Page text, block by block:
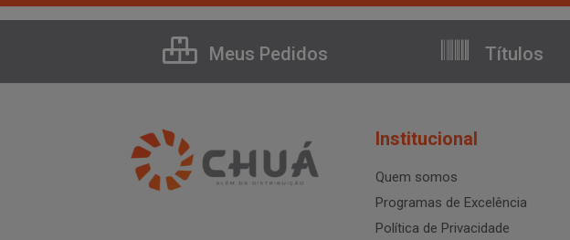
Meus Pedidos Títulos
Institucional
Quem somos
Programas de Excelência
Política de Privacidade